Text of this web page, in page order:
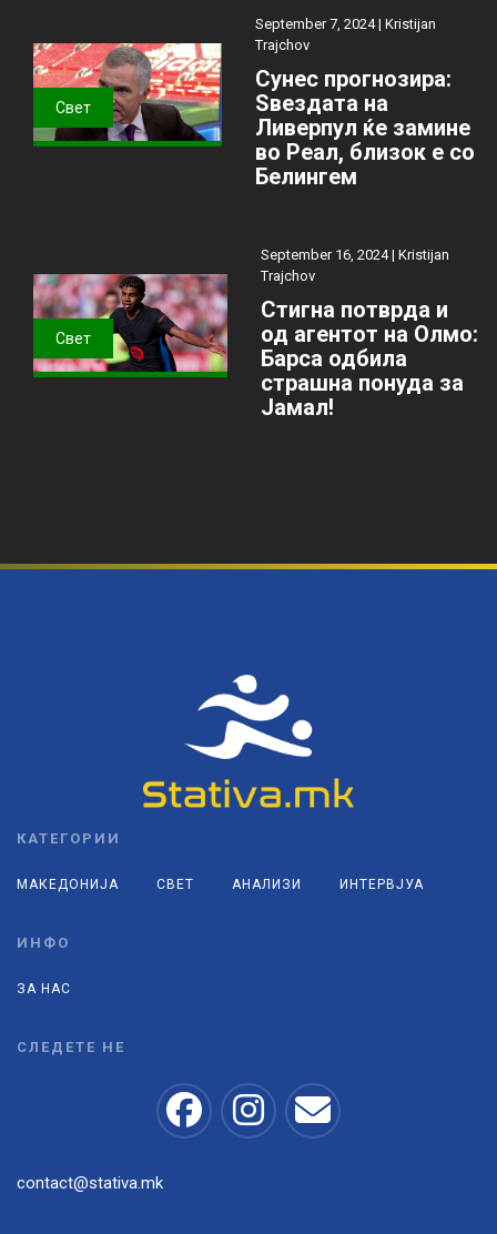
Свет
September 7, 2024 | Kristijan
Trajchov
Сунес прогнозира:
Ѕвездата на
Ливерпул ќе замине
во Реал, близок е со
Белингем
Свет
September 16, 2024 | Kristijan
Trajchov
Стигна потврда и
од агентот на Олмо:
Барса одбила
страшна понуда за
Јамал!
КАТЕГОРИИ
МАКЕДОНИЈА СВЕТ АНАЛИЗИ ИНТЕРВЈУА
ИНФО
ЗА НАС
СЛЕДЕТЕ НЕ
contact@stativa.mk